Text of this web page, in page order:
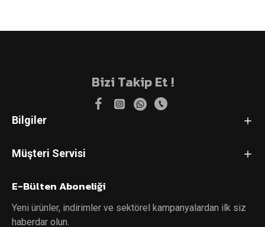
Bizi Takip Et !
Bilgiler
Müşteri Servisi
E-Bülten Aboneliği
Yeni ürünler, indirimler ve sektörel kampanyalardan ilk siz
haberdar olun.